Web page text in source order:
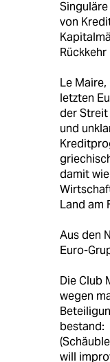
von
Le
letzten
der Streit
und
damit
Land am
Aus den
Euro-
Die Club
wegen
bestand:
will